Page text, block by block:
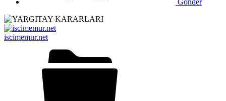
iscimemur.net